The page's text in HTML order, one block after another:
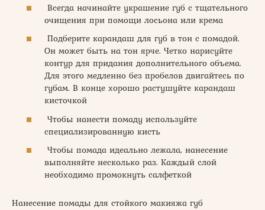
Всегда начинайте украшение губ с тщательного
очищения при помощи лосьона или крема
Подберите карандаш для губ в тон с помадой.
Он может быть на тон ярче. Четко нарисуйте
контур для придания дополнительного объема.
Для этого медленно без пробелов двигайтесь по
губам. В конце хорошо растушуйте карандаш
кисточкой
Чтобы нанести помаду используйте
специализированную кисть
Чтобы помада идеально лежала, нанесение
выполняйте несколько раз. Каждый слой
необходимо промокнуть салфеткой
Нанесение помады для стойкого макияжа губ